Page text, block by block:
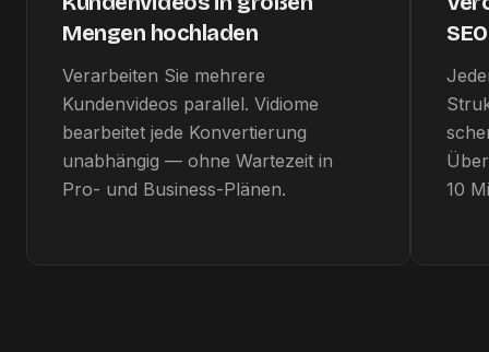
Mengen hochladen
Verarbeiten Sie mehrere
Kundenvideos parallel. Vidiome
bearbeitet jede Konvertierung
unabhängig — ohne Wartezeit in
Pro- und Business-Plänen.
10